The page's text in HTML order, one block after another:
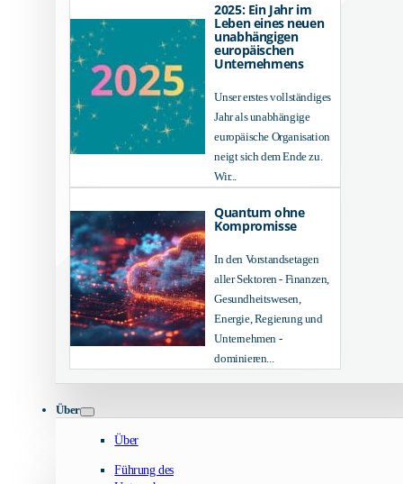
2025: Ein Jahr im
Leben eines neuen
unabhängigen
europäischen
Unternehmens
Unser erstes vollständiges
Jahr als unabhängige
europäische Organisation
neigt sich dem Ende zu.
Wir...
Quantum ohne
Kompromisse
In den Vorstandsetagen
aller Sektoren - Finanzen,
Gesundheitswesen,
Energie, Regierung und
Unternehmen -
dominieren...
Über
Über
Führung des